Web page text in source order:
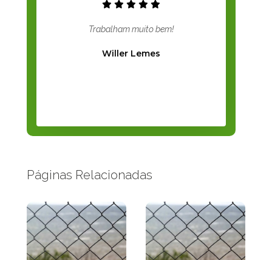
Trabalham muito bem!
Willer Lemes
Páginas Relacionadas